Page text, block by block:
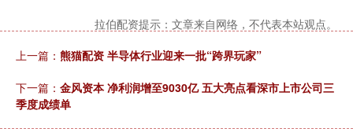
拉伯配资提示：文章来自网络，不代表本站观点。
上一篇： 熊猫配资 半导体行业迎来一批“跨界玩家”
下一篇： 金风资本 净利润增至9030亿 五大亮点看深市上市公司三
季度成绩单